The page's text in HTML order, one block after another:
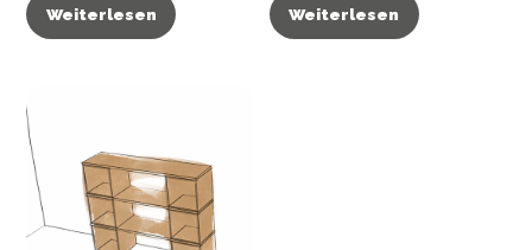
Weiterlesen Weiterlesen